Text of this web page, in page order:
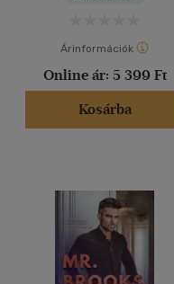
Árinformációk
Online ár: 5 399 Ft
Kosárba